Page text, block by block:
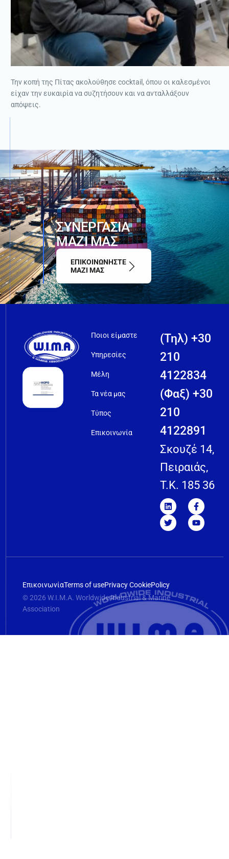
Την κοπή της Πίτας ακολούθησε cocktail, όπου οι καλεσμένοι
είχαν την ευκαιρία να συζητήσουν και να ανταλλάξουν
απόψεις.
ΣΥΝΕΡΓΑΣΙΑ
ΜΑΖΙ ΜΑΣ
ΕΠΙΚΟΙΝΩΝΗΣΤΕ
ΜΑΖΙ ΜΑΣ
Ποιοι είμαστε
Υπηρεσίες
Μέλη
Τα νέα μας
Τύπος
Επικοινωνία
(Τηλ) +30
210
4122834
(Φαξ) +30
210
4122891
Σκουζέ 14,
Πειραιάς,
T.K. 185 36
ΕπικοινωνίαTerms of usePrivacy CookiePolicy
© 2026 W.I.M.A. Worldwide Industrial & Marine
Association